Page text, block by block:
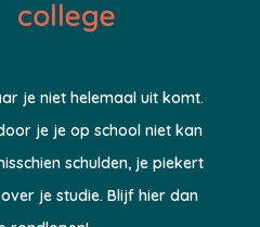
je niet helemaal uit komt.
je je op school niet kan
schulden, je piekert
je studie. Blijf hier dan